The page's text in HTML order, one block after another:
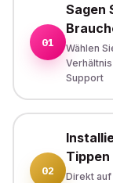
01
Sagen
Wählen
Support
02
Tippen
Direkt auf